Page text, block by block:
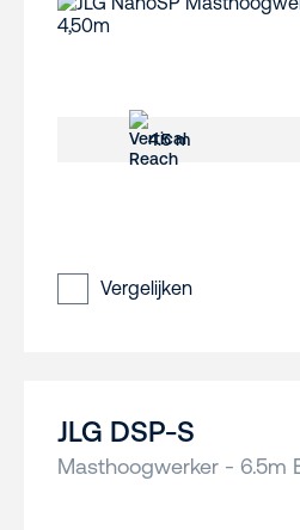
4.5 m
Vergelijken
JLG DSP-S
Masthoogwerker - 6.5m